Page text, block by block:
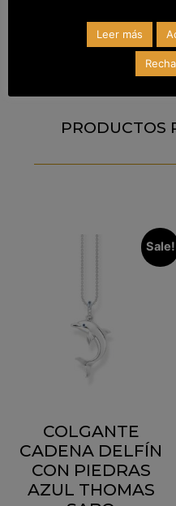
PRODUCTOS
Sale!
COLGANTE
CADENA DELFÍN
CON PIEDRAS
AZUL THOMAS
Leer más